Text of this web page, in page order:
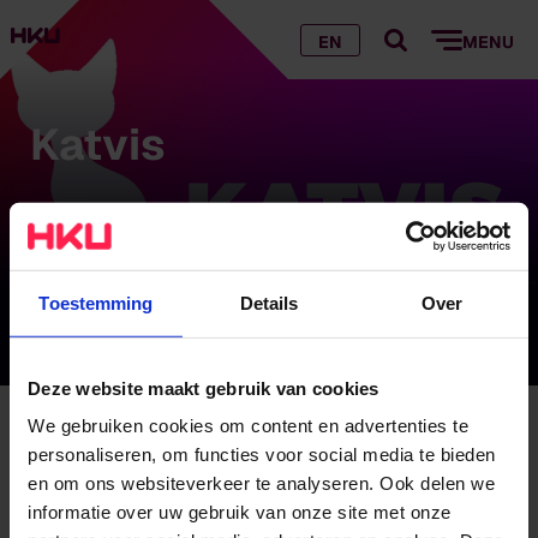
Toestemming Details Over
Deze website maakt gebruik van cookies
We gebruiken cookies om content en advertenties te
personaliseren, om functies voor social media te bieden
en om ons websiteverkeer te analyseren. Ook delen we
informatie over uw gebruik van onze site met onze
EN MENU
Katvis
Rolf Jurgens
Genomineerde HKU Prijs Gemeente Utrecht
Katvis
Het Werk